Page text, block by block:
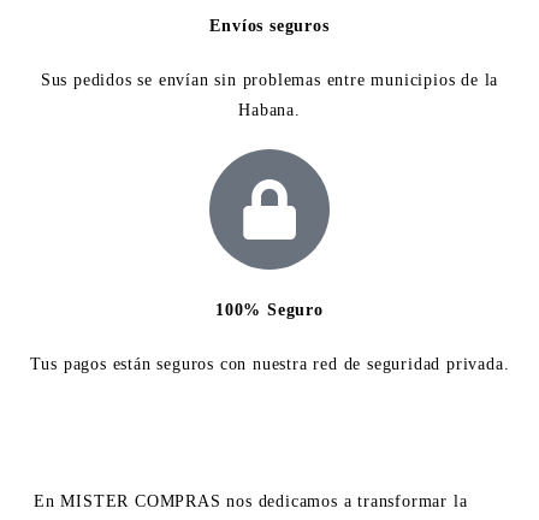
Envíos seguros
Sus pedidos se envían sin problemas entre municipios de la
Habana.
100% Seguro
Tus pagos están seguros con nuestra red de seguridad privada.
En MISTER COMPRAS nos dedicamos a transformar la